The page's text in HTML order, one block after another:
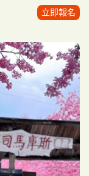
立即報名